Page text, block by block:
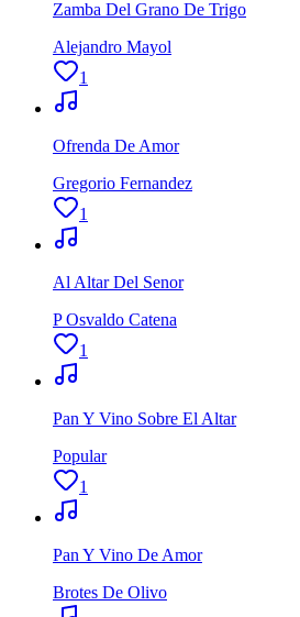
Zamba Del Grano De Trigo
Alejandro Mayol
1
Ofrenda De Amor
Gregorio Fernandez
1
Al Altar Del Senor
P Osvaldo Catena
1
Pan Y Vino Sobre El Altar
Popular
1
Pan Y Vino De Amor
Brotes De Olivo